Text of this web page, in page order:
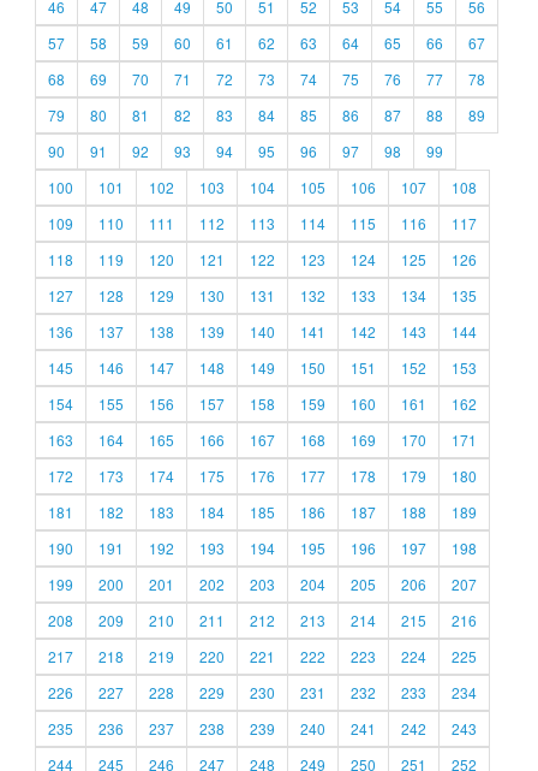
46
47 48 49 50 51 52 53 54 55
56
57
58 59 60 61 62 63 64 65 66
67
68
69 70 71 72 73 74 75 76 77
78
79
80 81 82 83 84 85 86 87 88
89
90
91 92 93 94 95 96 97 98
99
100
101 102 103 104 105 106 107
108
109
110 111 112 113 114 115 116
117
118
119 120 121 122 123 124 125
126
127
128 129 130 131 132 133 134
135
136
137 138 139 140 141 142 143
144
145
146 147 148 149 150 151 152
153
154
155 156 157 158 159 160 161
162
163
164 165 166 167 168 169 170
171
172
173 174 175 176 177 178 179
180
181
182 183 184 185 186 187 188
189
190
191 192 193 194 195 196 197
198
199
200 201 202 203 204 205 206
207
208
209 210 211 212 213 214 215
216
217
218 219 220 221 222 223 224
225
226
227 228 229 230 231 232 233
234
235
236 237 238 239 240 241 242
243
244
245 246 247 248 249 250 251 252